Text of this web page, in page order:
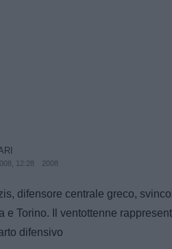
12:28 2008
difensore centrale greco,
e Torino. Il ventottenne
difensivo